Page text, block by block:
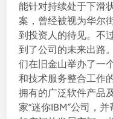
能针对持续处于下滑
案，曾经被视为华尔
到投资人的待见。不
到了公司的未来出路
们在旧金山举办了一
和技术服务整合工作
拥有的广泛软件产品
家“迷你IBM”公司，